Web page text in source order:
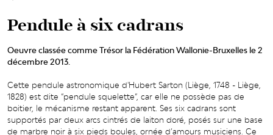
Pendule à six cadrans
Oeuvre classée comme Trésor la Fédération Wallonie-Bruxelles le 2
décembre 2013.
Cette pendule astronomique d'Hubert Sarton (Liège, 1748 - Liège,
1828) est dite “pendule squelette”, car elle ne possède pas de
boitier, le mécanisme restant apparent. Ses six cadrans sont
supportés par deux arcs cintrés de laiton doré, posés sur une base
de marbre noir à six pieds boules, ornée d’amours musiciens. Ce